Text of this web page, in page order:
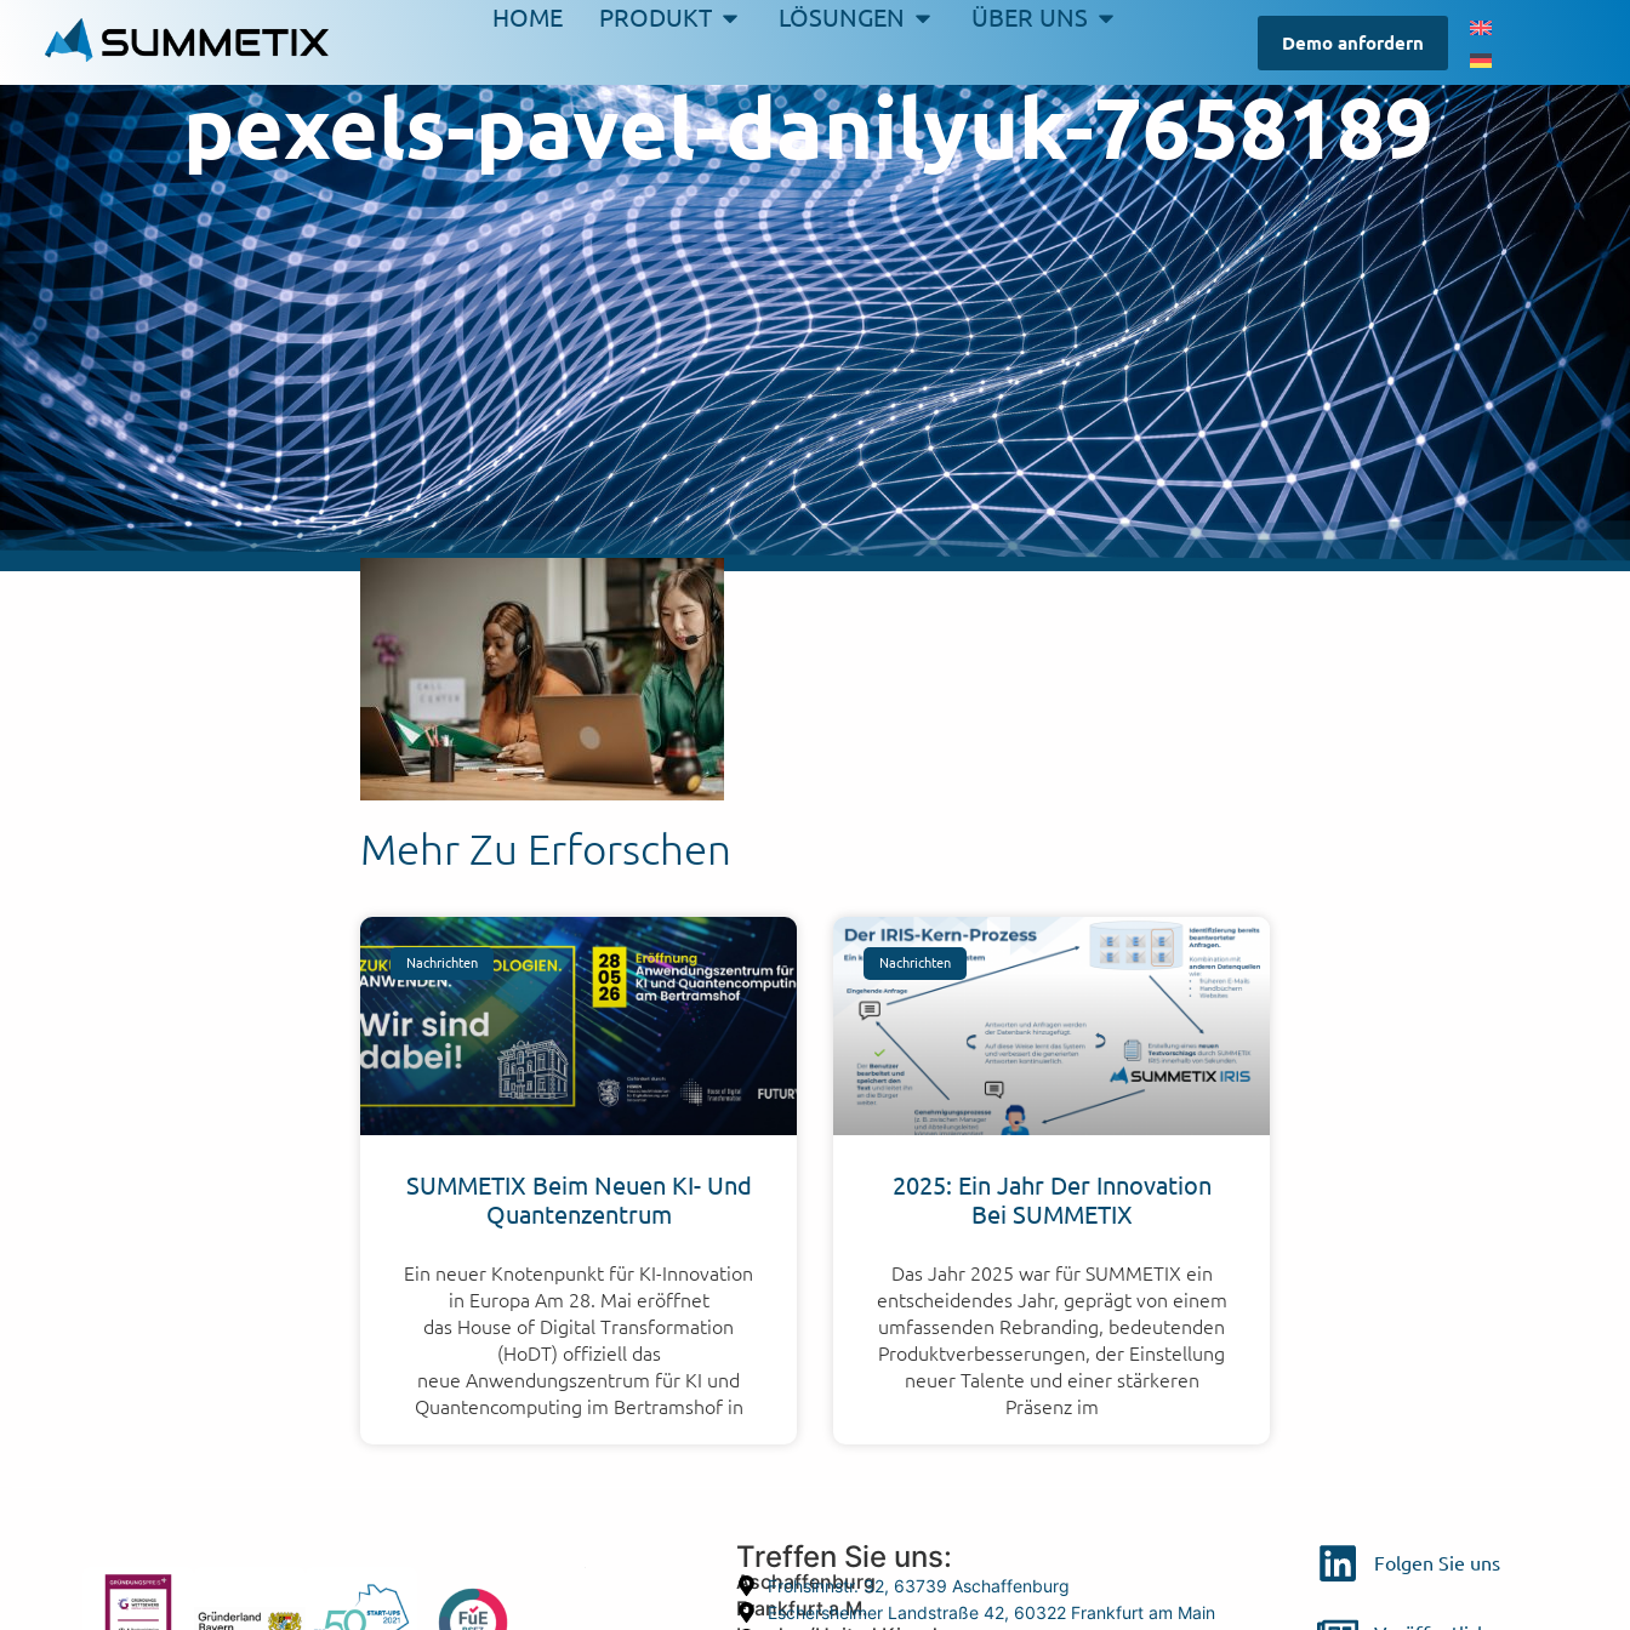
HOME PRODUKT LÖSUNGEN ÜBER UNS
Demo anfordern
pexels-pavel-danilyuk-7658189
Mehr Zu Erforschen
Nachrichten
SUMMETIX Beim Neuen KI- Und
Quantenzentrum
Ein neuer Knotenpunkt für KI-Innovation
in Europa Am 28. Mai eröffnet
das House of Digital Transformation
(HoDT) offiziell das
neue Anwendungszentrum für KI und
Quantencomputing im Bertramshof in
Nachrichten
2025: Ein Jahr Der Innovation
Bei SUMMETIX
Das Jahr 2025 war für SUMMETIX ein
entscheidendes Jahr, geprägt von einem
umfassenden Rebranding, bedeutenden
Produktverbesserungen, der Einstellung
neuer Talente und einer stärkeren
Präsenz im
Treffen Sie uns:
Aschaffenburg
Frohsinnstr. 32, 63739 Aschaffenburg
Frankfurt a.M.
Eschersheimer Landstraße 42, 60322 Frankfurt am Main
Folgen Sie uns